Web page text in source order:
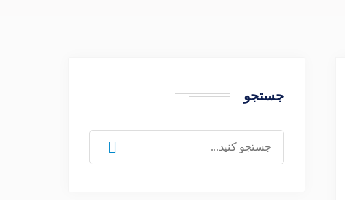
جستجو
برای: